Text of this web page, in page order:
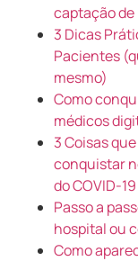
captação
3 Dicas
Pacientes
mesmo)
Como
médicos
3 Coisas
conquistar
do COVID-19
Passo a
hospital ou
Como